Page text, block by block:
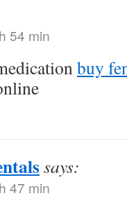
54 min
buy
says:
47 min